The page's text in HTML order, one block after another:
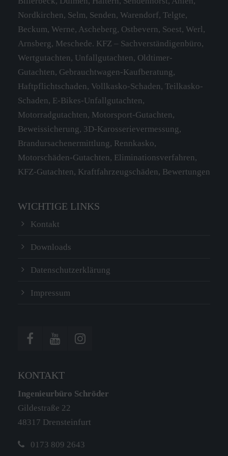
Have any questions?
+44 1234 567 890
Drop us a line
info@yourdomain.com
SOCIAL MEDIA
Lorem ipsum dolor sit amet, consectetuer
adipiscing elit.
Aenean commodo ligula eget dolor. Aenean
dis parturient montes, nascetur ridiculus mus.
Nordkirchen, Selm, Senden, Warendorf, Telgte,
Beckum, Werne, Ascheberg, Ostbevern, Soest, Werl,
Arnsberg, Meschede. KFZ – Sachverständigenbüro,
Wertgutachten, Unfallgutachten, Oldtimer-
Gutachten, Gebrauchtwagen-Kaufberatung,
Haftpflichtschaden, Vollkasko-Schaden, Teilkasko-
Schaden, E-Bikes-Unfallgutachten,
Motorradgutachten, Motorsport-Gutachten,
Beweissicherung, 3D-Karosserievermessung,
Brandursachenermittlung, Rennkasko,
Motorschäden-Gutachten, Eliminationsverfahren,
KFZ-Gutachten, Kraftfahrzeugschäden, Bewertungen
WICHTIGE LINKS
Kontakt
Downloads
Datenschutzerklärung
Impressum
KONTAKT
Ingenieurbüro Schröder
Gildestraße 22
48317 Drensteinfurt
0173 809 2643